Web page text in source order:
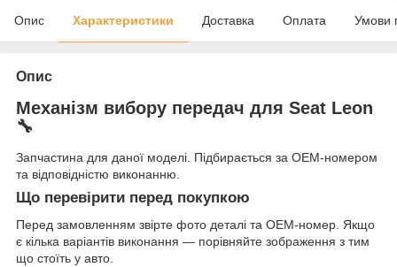
Опис Характеристики Доставка Оплата Умови
Опис
Механізм вибору передач для Seat Leon
🔧
Запчастина для даної моделі. Підбирається за OEM-номером
та відповідністю виконанню.
Що перевірити перед покупкою
Перед замовленням звірте фото деталі та OEM-номер. Якщо
є кілька варіантів виконання — порівняйте зображення з тим
що стоїть у авто.